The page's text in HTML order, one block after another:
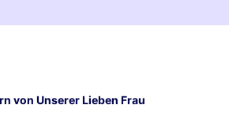
von Unserer Lieben Frau